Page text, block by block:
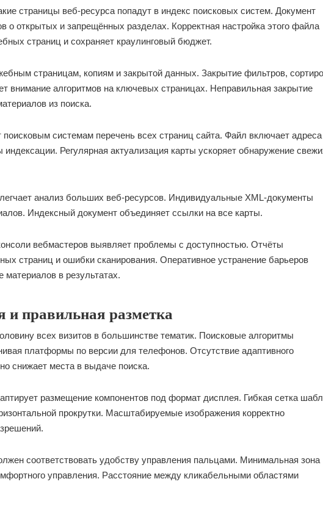
страницы веб-ресурса попадут в индекс поисковых систем. Документ
о открытых и запрещённых разделах. Корректная настройка этого файла
страниц и сохраняет краулинговый бюджет.
страницам, копиям и закрытой данных. Закрытие фильтров,
внимание алгоритмов на ключевых страницах. Неправильная закрытие
из поиска.
системам перечень всех страниц сайта. Файл включает адреса
Регулярная актуализация карты ускоряет обнаружение
анализ больших веб-ресурсов. Индивидуальные XML-документы
Индексный документ объединяет ссылки на все карты.
вебмастеров выявляет проблемы с доступностью. Отчёты
страниц и ошибки сканирования. Оперативное устранение барьеров
материалов в результатах.
правильная разметка
всех визитов в большинстве тематик. Поисковые алгоритмы
платформы по версии для телефонов. Отсутствие адаптивного
снижает места в выдаче поиска.
размещение компонентов под формат дисплея. Гибкая сетка
прокрутки. Масштабируемые изображения корректно
соответствовать удобству управления пальцами. Минимальная зона
управления. Расстояние между кликабельными областями